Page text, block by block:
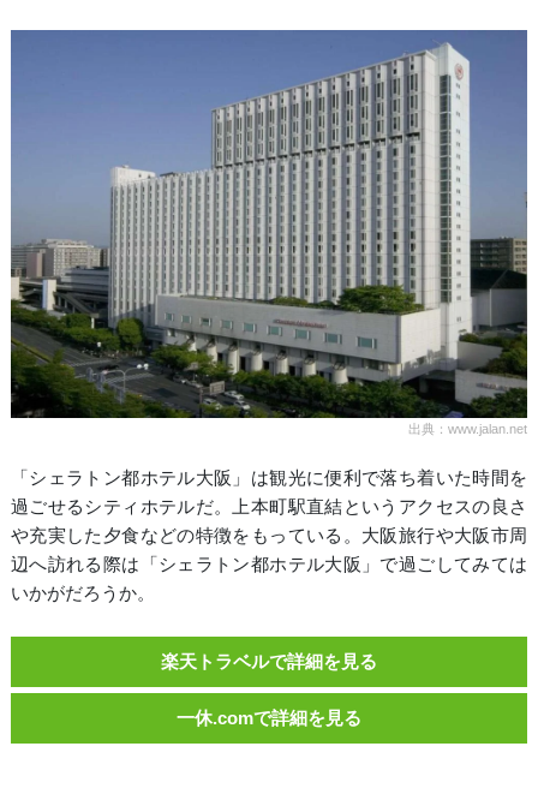
出典：www.jalan.net
「シェラトン都ホテル大阪」は観光に便利で落ち着いた時間を
過ごせるシティホテルだ。上本町駅直結というアクセスの良さ
や充実した夕食などの特徴をもっている。大阪旅行や大阪市周
辺へ訪れる際は「シェラトン都ホテル大阪」で過ごしてみては
いかがだろうか。
楽天トラベルで詳細を見る
一休.comで詳細を見る